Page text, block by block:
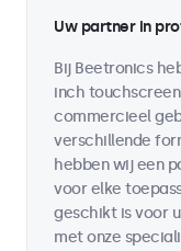
Uw partner in
Bij Beetronics
inch
commercieel
verschillende
hebben wij een
voor elke
geschikt is voor
met onze